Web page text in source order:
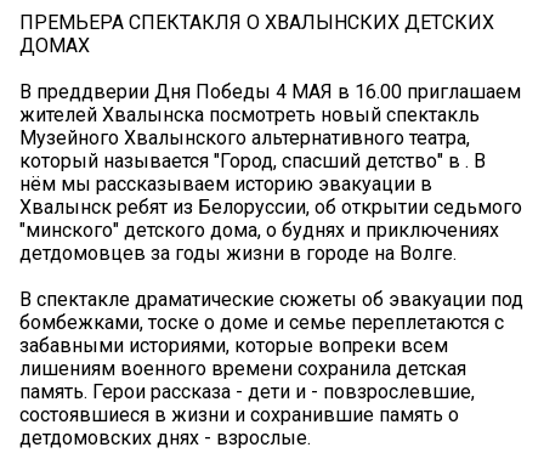
ПРЕМЬЕРА СПЕКТАКЛЯ О ХВАЛЫНСКИХ ДЕТСКИХ
ДОМАХ
В преддверии Дня Победы 4 МАЯ в 16.00 приглашаем
жителей Хвалынска посмотреть новый спектакль
Музейного Хвалынского альтернативного театра,
который называется "Город, спасший детство" в . В
нём мы рассказываем историю эвакуации в
Хвалынск ребят из Белоруссии, об открытии седьмого
"минского" детского дома, о буднях и приключениях
детдомовцев за годы жизни в городе на Волге.
В спектакле драматические сюжеты об эвакуации под
бомбежками, тоске о доме и семье переплетаются с
забавными историями, которые вопреки всем
лишениям военного времени сохранила детская
память. Герои рассказа - дети и - повзрослевшие,
состоявшиеся в жизни и сохранившие память о
детдомовских днях - взрослые.